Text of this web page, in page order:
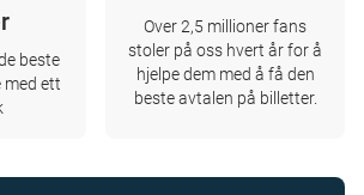
beste
med ett
Over 2,5 millioner fans
stoler på oss hvert år for å
hjelpe dem med å få den
beste avtalen på billetter.